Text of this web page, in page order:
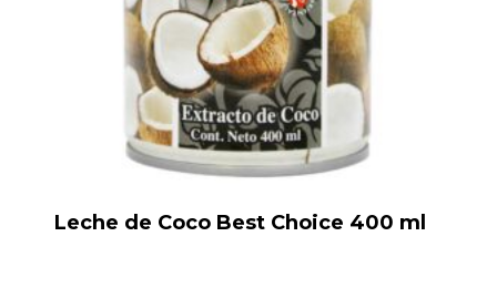
Leche de Coco Best Choice 400 ml